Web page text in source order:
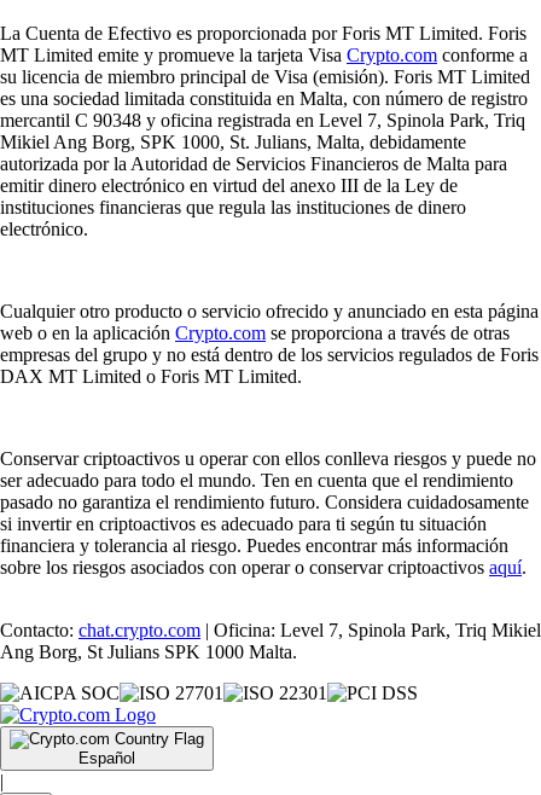
La Cuenta de Efectivo es proporcionada por Foris MT Limited. Foris
MT Limited emite y promueve la tarjeta Visa Crypto.com conforme a
su licencia de miembro principal de Visa (emisión). Foris MT Limited
es una sociedad limitada constituida en Malta, con número de registro
mercantil C 90348 y oficina registrada en Level 7, Spinola Park, Triq
Mikiel Ang Borg, SPK 1000, St. Julians, Malta, debidamente
autorizada por la Autoridad de Servicios Financieros de Malta para
emitir dinero electrónico en virtud del anexo III de la Ley de
instituciones financieras que regula las instituciones de dinero
electrónico.
Cualquier otro producto o servicio ofrecido y anunciado en esta página
web o en la aplicación Crypto.com se proporciona a través de otras
empresas del grupo y no está dentro de los servicios regulados de Foris
DAX MT Limited o Foris MT Limited.
Conservar criptoactivos u operar con ellos conlleva riesgos y puede no
ser adecuado para todo el mundo. Ten en cuenta que el rendimiento
pasado no garantiza el rendimiento futuro. Considera cuidadosamente
si invertir en criptoactivos es adecuado para ti según tu situación
financiera y tolerancia al riesgo. Puedes encontrar más información
sobre los riesgos asociados con operar o conservar criptoactivos aquí.
Contacto: chat.crypto.com | Oficina: Level 7, Spinola Park, Triq Mikiel
Ang Borg, St Julians SPK 1000 Malta.
Español
|